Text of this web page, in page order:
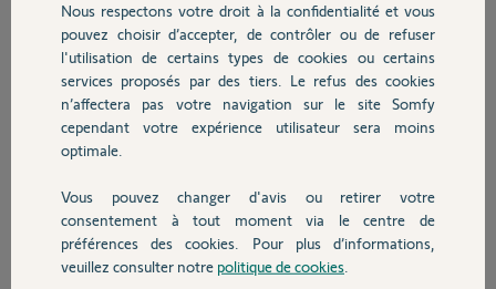
Chauffage
Autres produits
Devis avec un pro
Contact
Up+Down en simultané : OK
La descente ne se fait que par petites étapes en maintenant appuyé
sur Down
My+Up : ne fait rien
La montée manuelle se fait également par petites étapes
My+Down : ne fait rien
Si j'appuie sur My cela inverse la rotation, ce qui laisse penser que je
PROG ne fait strictement rien.
J'ai également tenté une procédure vue sur ce forum, qui consiste à
débrancher 10s puis UP+Down puis prog, mais cela n'en fait pas
davantage.
Nous respectons votre droit à la confidentialité et vous
pouvez choisir d’accepter, de contrôler ou de refuser
l'utilisation de certains types de cookies ou certains
services proposés par des tiers. Le refus des cookies
n’affectera pas votre navigation sur le site Somfy
cependant votre expérience utilisateur sera moins
optimale.
Vous pouvez changer d'avis ou retirer votre
consentement à tout moment via le centre de
préférences des cookies. Pour plus d’informations,
veuillez consulter notre politique de cookies